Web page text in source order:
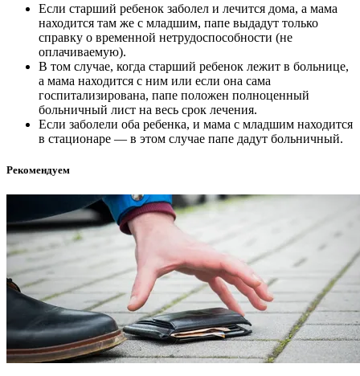
Если старший ребенок заболел и лечится дома, а мама
находится там же с младшим, папе выдадут только
справку о временной нетрудоспособности (не
оплачиваемую).
В том случае, когда старший ребенок лежит в больнице,
а мама находится с ним или если она сама
госпитализирована, папе положен полноценный
больничный лист на весь срок лечения.
Если заболели оба ребенка, и мама с младшим находится
в стационаре — в этом случае папе дадут больничный.
Рекомендуем